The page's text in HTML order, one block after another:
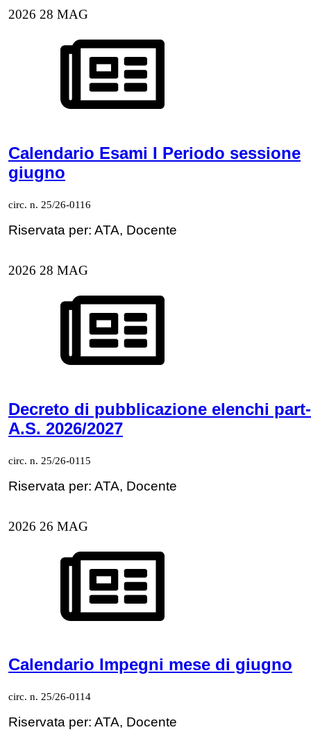
2026 28 MAG
Calendario Esami I Periodo sessione
giugno
circ. n. 25/26-0116
Riservata per: ATA, Docente
2026 28 MAG
Decreto di pubblicazione elenchi
A.S. 2026/2027
circ. n. 25/26-0115
Riservata per: ATA, Docente
2026 26 MAG
Calendario Impegni mese di giugno
circ. n. 25/26-0114
Riservata per: ATA, Docente